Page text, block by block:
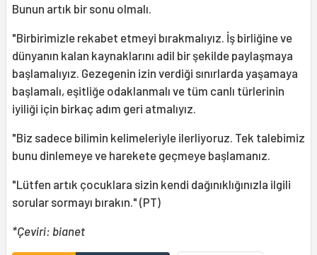
Bunun artık bir sonu olmalı.
"Birbirimizle rekabet etmeyi bırakmalıyız. İş birliğine ve
dünyanın kalan kaynaklarını adil bir şekilde paylaşmaya
başlamalıyız. Gezegenin izin verdiği sınırlarda yaşamaya
başlamalı, eşitliğe odaklanmalı ve tüm canlı türlerinin
iyiliği için birkaç adım geri atmalıyız.
"Biz sadece bilimin kelimeleriyle ilerliyoruz. Tek talebimiz
bunu dinlemeye ve harekete geçmeye başlamanız.
"Lütfen artık çocuklara sizin kendi dağınıklığınızla ilgili
sorular sormayı bırakın." (PT)
*Çeviri: bianet